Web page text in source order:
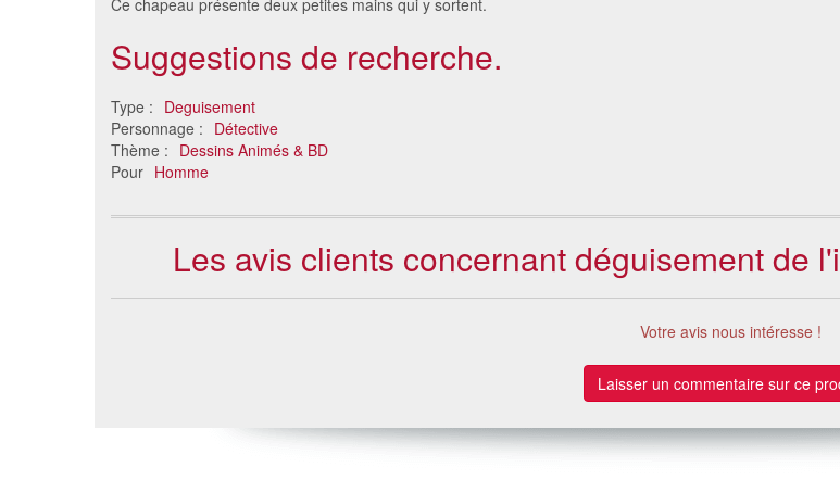
Ce chapeau présente deux petites mains qui y sortent.
Suggestions de recherche.
Type : Deguisement
Personnage : Détective
Thème : Dessins Animés & BD
Pour Homme
Les avis clients concernant déguisement de
Votre avis nous intéresse !
Laisser un commentaire sur ce